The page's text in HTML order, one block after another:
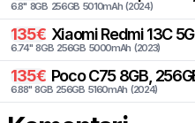
6.8" 8GB 256GB 5010mAh (2024)
135€ Xiaomi Redmi 13C
6.74" 8GB 256GB 5000mAh (2023)
135€ Poco C75 8GB,
6.88" 8GB 256GB 5160mAh (2024)